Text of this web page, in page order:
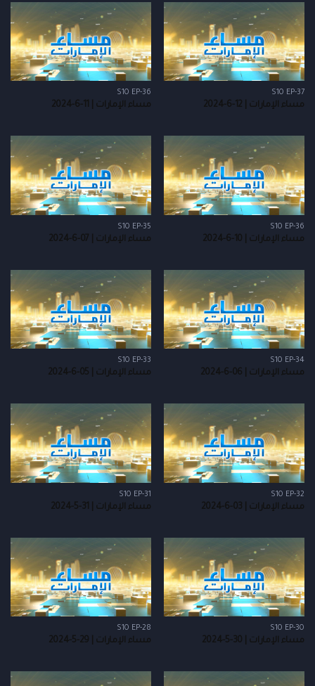
S10 EP-37
مساء الإمارات | 12-6-2024
S10 EP-36
مساء الإمارات | 11-6-2024
S10 EP-36
مساء الإمارات | 10-6-2024
S10 EP-35
مساء الإمارات | 07-6-2024
S10 EP-34
مساء الإمارات | 06-6-2024
S10 EP-33
مساء الإمارات | 05-6-2024
S10 EP-32
مساء الإمارات | 03-6-2024
S10 EP-31
مساء الإمارات | 31-5-2024
S10 EP-30
مساء الإمارات | 30-5-2024
S10 EP-28
مساء الإمارات | 29-5-2024